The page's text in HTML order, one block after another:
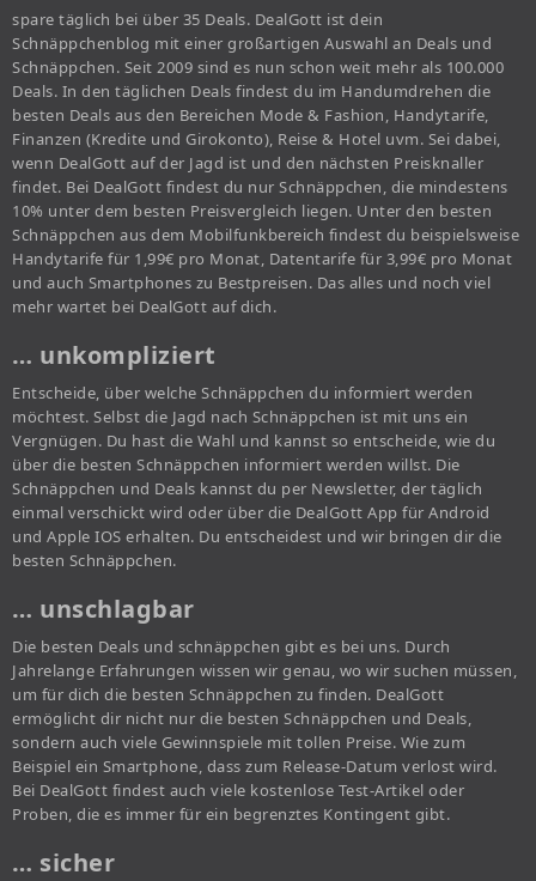
spare täglich bei über 35 Deals. DealGott ist dein
Schnäppchenblog mit einer großartigen Auswahl an Deals und
Schnäppchen. Seit 2009 sind es nun schon weit mehr als 100.000
Deals. In den täglichen Deals findest du im Handumdrehen die
besten Deals aus den Bereichen Mode & Fashion, Handytarife,
Finanzen (Kredite und Girokonto), Reise & Hotel uvm. Sei dabei,
wenn DealGott auf der Jagd ist und den nächsten Preisknaller
findet. Bei DealGott findest du nur Schnäppchen, die mindestens
10% unter dem besten Preisvergleich liegen. Unter den besten
Schnäppchen aus dem Mobilfunkbereich findest du beispielsweise
Handytarife für 1,99€ pro Monat, Datentarife für 3,99€ pro Monat
und auch Smartphones zu Bestpreisen. Das alles und noch viel
mehr wartet bei DealGott auf dich.
… unkompliziert
Entscheide, über welche Schnäppchen du informiert werden
möchtest. Selbst die Jagd nach Schnäppchen ist mit uns ein
Vergnügen. Du hast die Wahl und kannst so entscheide, wie du
über die besten Schnäppchen informiert werden willst. Die
Schnäppchen und Deals kannst du per Newsletter, der täglich
einmal verschickt wird oder über die DealGott App für Android
und Apple IOS erhalten. Du entscheidest und wir bringen dir die
besten Schnäppchen.
… unschlagbar
Die besten Deals und schnäppchen gibt es bei uns. Durch
Jahrelange Erfahrungen wissen wir genau, wo wir suchen müssen,
um für dich die besten Schnäppchen zu finden. DealGott
ermöglicht dir nicht nur die besten Schnäppchen und Deals,
sondern auch viele Gewinnspiele mit tollen Preise. Wie zum
Beispiel ein Smartphone, dass zum Release-Datum verlost wird.
Bei DealGott findest auch viele kostenlose Test-Artikel oder
Proben, die es immer für ein begrenztes Kontingent gibt.
… sicher